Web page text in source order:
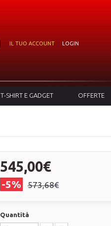
IL TUO ACCOUNT
LOGIN
T-SHIRT E GADGET OFFERTE
545,00€
-5% 573,68€
Quantità